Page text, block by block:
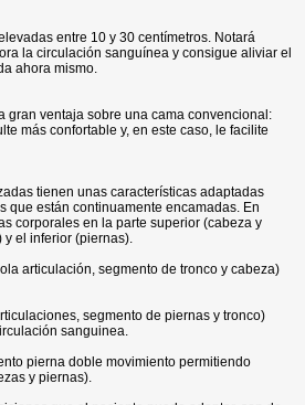
entre 10 y 30 centímetros. Notará
la circulación sanguínea y consigue aliviar el
ahora mismo.
gran ventaja sobre una cama convencional:
más confortable y, en este caso, le facilite
tienen unas características adaptadas
que están continuamente encamadas. En
corporales en la parte superior (cabeza y
y el inferior (piernas).
articulación, segmento de tronco y cabeza)
segmento de piernas y tronco)
sanguinea.
pierna doble movimiento permitiendo
y piernas).